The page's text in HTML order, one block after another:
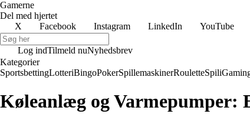
Gamerne
Del med hjertet
X
Facebook Instagram LinkedIn YouTube
Log indTilmeld nuNyhedsbrev
Kategorier
SportsbettingLotteriBingoPokerSpillemaskinerRouletteSpil
Køleanlæg og Varmepumper: